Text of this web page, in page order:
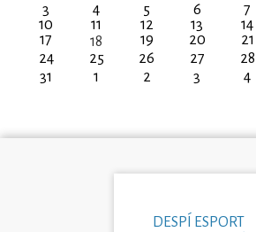
3
4 5 6 7
10
11 12 13 14
17
18 19 20 21
24
25 26 27 28
31
1 2 3 4
DESPÍ ESPORT